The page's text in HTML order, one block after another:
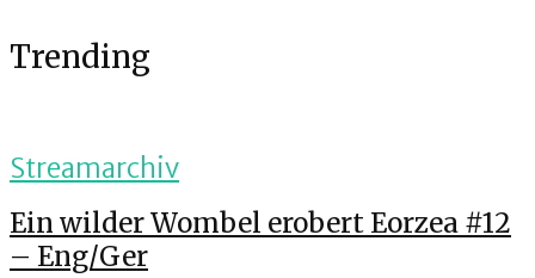
Trending
Streamarchiv
Ein wilder Wombel erobert Eorzea #12
– Eng/Ger